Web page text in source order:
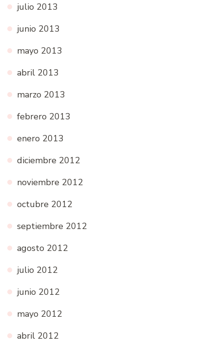
julio 2013
junio 2013
mayo 2013
abril 2013
marzo 2013
febrero 2013
enero 2013
diciembre 2012
noviembre 2012
octubre 2012
septiembre 2012
agosto 2012
julio 2012
junio 2012
mayo 2012
abril 2012